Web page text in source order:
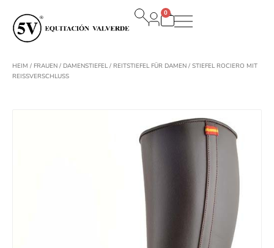
Inhalt
springen
0
Warenkorb
HEIM / FRAUEN / DAMENSTIEFEL/ REITSTIEFEL FÜR DAMEN / STIEFEL ROCIERO MIT
REISSVERSCHLUSS